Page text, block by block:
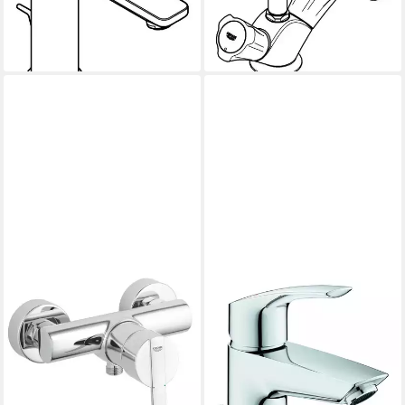
ab 177,10 €
lieferbar - in 2-3 Werktagen bei dir lieferbar - in 2-3 Werktagen bei dir
Waschtischarmatur Grohe
Brausearmatur Feel
verchromt
lieferbar - in 3-4 Werktagen bei dir